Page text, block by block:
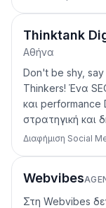
Thinktank
Αθήνα
Don't be shy,
Thinkers! Ένα
και performance
στρατηγική και
Διαφήμιση Social
Webvibes
Στη Webvibes